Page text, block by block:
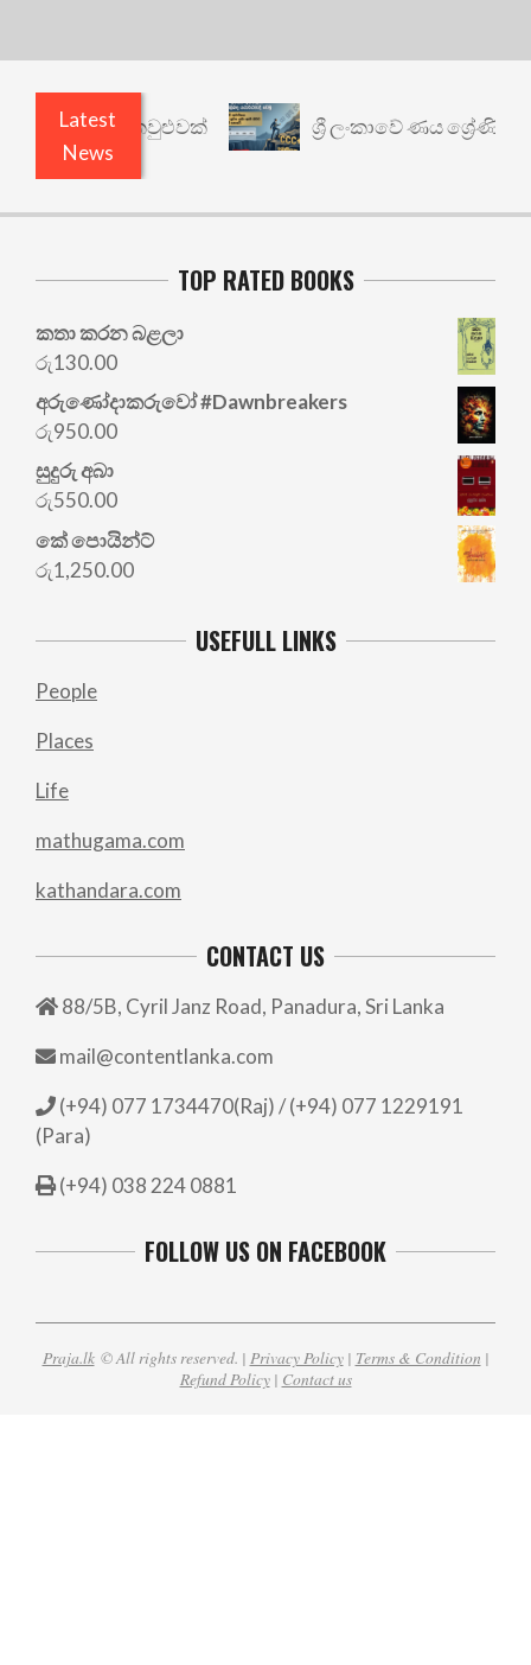
Latest
News
කවුළුවක් ශ්‍රී ලංකාවේ ණය ශ්‍රේණිගත
TOP RATED BOOKS
කතා කරන බළලා
රු130.00
අරු‍ණෝදාකරුවෝ #Dawnbreakers
රු950.00
සුදුරු අබා
රු550.00
කේ පොයින්ට්
රු1,250.00
USEFULL LINKS
People
Places
Life
mathugama.com
kathandara.com
CONTACT US
88/5B, Cyril Janz Road, Panadura, Sri Lanka
mail@contentlanka.com
(+94) 077 1734470(Raj) / (+94) 077 1229191
(Para)
(+94) 038 224 0881
FOLLOW US ON FACEBOOK
Praja.lk© All rights reserved. | Privacy Policy| Terms & Condition |
Refund Policy| Contact us